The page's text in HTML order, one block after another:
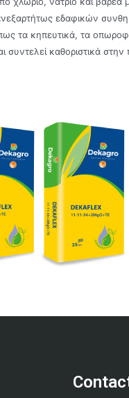
εδαφικών
τα κηπευτικά, τα
συντελεί καθοριστικά